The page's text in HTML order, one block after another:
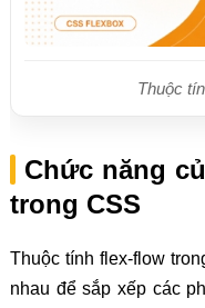
Thuộc
Chức năng
trong CSS
Thuộc tính flex-flow
nhau để sắp xếp các